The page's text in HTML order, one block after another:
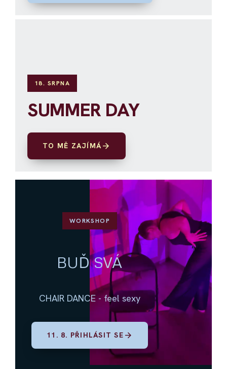
18. SRPNA
SUMMER DAY
TO MĚ ZAJÍMÁarrow_forward
WORKSHOP
BUĎ SVÁ
CHAIR DANCE - feel sexy
11. 8. PŘIHLÁSIT SE arrow_forward